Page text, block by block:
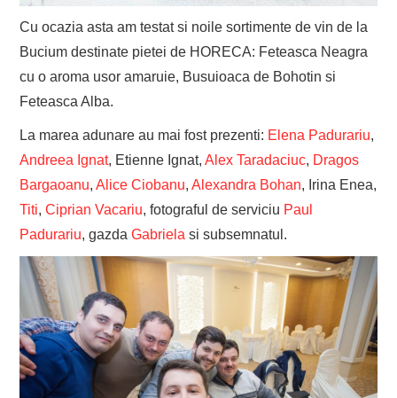
Cu ocazia asta am testat si noile sortimente de vin de la
Bucium destinate pietei de HORECA: Feteasca Neagra
cu o aroma usor amaruie, Busuioaca de Bohotin si
Feteasca Alba.
La marea adunare au mai fost prezenti: Elena Padurariu,
Andreea Ignat, Etienne Ignat,Alex Taradaciuc, Dragos
Bargaoanu,Alice Ciobanu,Alexandra Bohan, Irina Enea,
Titi,Ciprian Vacariu, fotograful de serviciu Paul
Padurariu, gazdaGabriela si subsemnatul.